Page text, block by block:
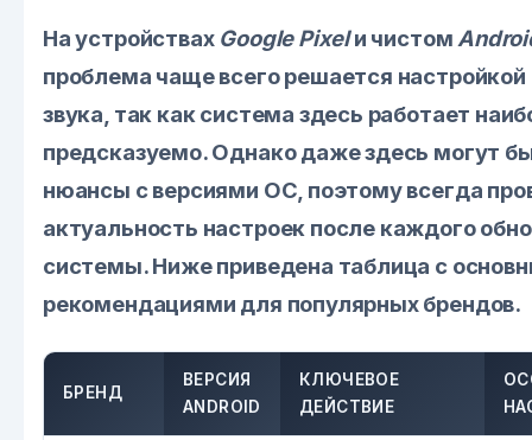
На устройствах Google Pixelи чистом
проблема чаще всего решается настройкой
звука, так как система здесь работает
предсказуемо. Однако даже здесь могут
нюансы с версиями ОС, поэтому всегда
актуальность настроек после каждого
системы. Ниже приведена таблица с
рекомендациями для популярных брендов.
БРЕНД
ВЕРСИЯ
ANDROID
КЛЮЧЕВОЕ
ДЕЙСТВИЕ